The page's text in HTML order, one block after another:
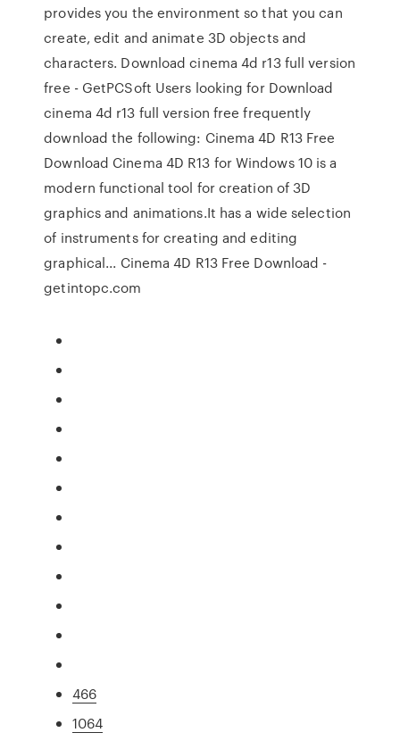
provides you the environment so that you can
create, edit and animate 3D objects and
characters. Download cinema 4d r13 full version
free - GetPCSoft Users looking for Download
cinema 4d r13 full version free frequently
download the following: Cinema 4D R13 Free
Download Cinema 4D R13 for Windows 10 is a
modern functional tool for creation of 3D
graphics and animations.It has a wide selection
of instruments for creating and editing
graphical... Cinema 4D R13 Free Download -
getintopc.com
466
1064